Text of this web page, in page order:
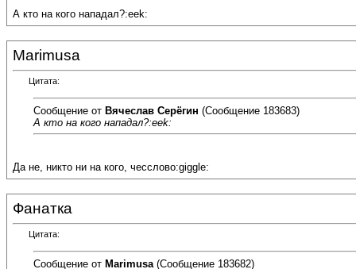
А кто на кого нападал?:eek:
Marimusa
Цитата:
Сообщение от Вячеслав Серёгин (Сообщение 183683)
А кто на кого нападал?:eek:
Да не, никто ни на кого, чесслово:giggle:
Фанатка
Цитата:
Сообщение от Marimusa (Сообщение 183682)